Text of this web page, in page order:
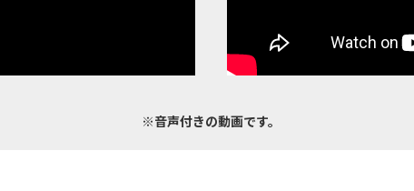
※音声付きの動画です。